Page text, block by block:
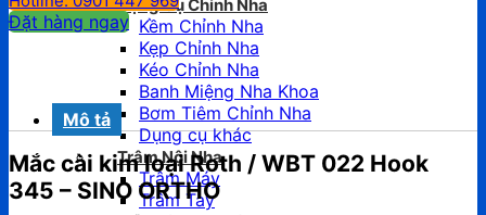
Dụng Cụ Chỉnh Nha
Kềm Chỉnh Nha
Kẹp Chỉnh Nha
Kéo Chỉnh Nha
Banh Miệng Nha Khoa
Bơm Tiêm Chỉnh Nha
Dụng cụ khác
Trâm Nội Nha
Trâm Máy
Trâm Tay
Đặt hàng ngay
Mô tả
Mắc cài kim loại Roth / WBT 022 Hook
345 – SINO ORTHO